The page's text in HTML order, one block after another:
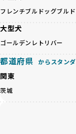
ます。
その結果、合格率
良ブリーダーのみ
BreederFamiliesで
ゃんを家族のよう
のみを厳選してい
心して選べる選択
「BreederFamiles
こちら
接のヒアリング、
一方、営利優先ブ
が多く見受けられ
等体格の異なるリ
ペットショップや
られるなど、心身
ちゃんの社会性や
フレンチブルドッグブル
大型犬
ゴールデンレトリバー
都道府県 からスタン
関東
茨城